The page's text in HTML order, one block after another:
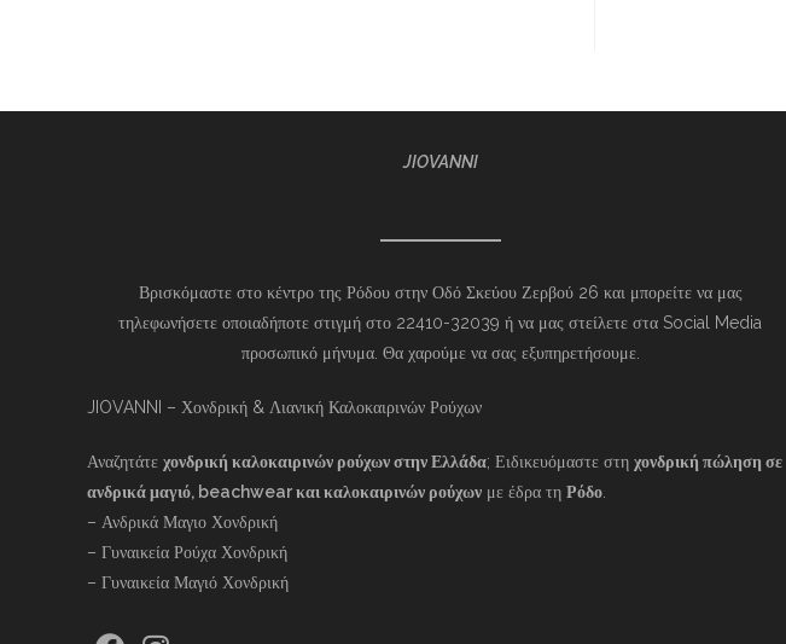
JIOVANNI
Βρισκόμαστε στο κέντρο της Ρόδου στην Οδό Σκεύου Ζερβού 26 και μπορείτε να μας
τηλεφωνήσετε οποιαδήποτε στιγμή στο 22410-32039 ή να μας στείλετε στα Social Media
προσωπικό μήνυμα. Θα χαρούμε να σας εξυπηρετήσουμε.
JIOVANNI – Χονδρική & Λιανική Καλοκαιρινών Ρούχων
Αναζητάτε χονδρική καλοκαιρινών ρούχων στην Ελλάδα; Ειδικευόμαστε στη χονδρική πώληση σε
ανδρικά μαγιό, beachwear και καλοκαιρινών ρούχων με έδρα τη Ρόδο
– Ανδρικά Μαγιο Χονδρική
– Γυναικεία Ρούχα Χονδρική
– Γυναικεία Μαγιό Χονδρική